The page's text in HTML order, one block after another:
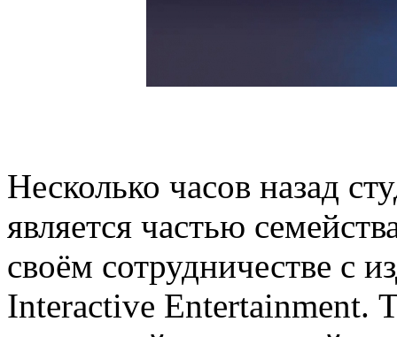
Несколько часов назад
является частью
своём сотрудничестве с
Interactive Entertainment.